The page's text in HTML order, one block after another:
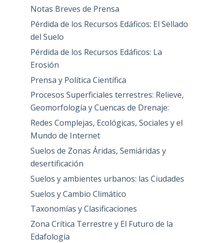
Notas Breves de Prensa
Pérdida de los Recursos Edáficos: El Sellado
del Suelo
Pérdida de los Recursos Edáficos: La
Erosión
Prensa y Política Científica
Procesos Superficiales terrestres: Relieve,
Geomorfología y Cuencas de Drenaje:
Redes Complejas, Ecológicas, Sociales y el
Mundo de Internet
Suelos de Zonas Áridas, Semiáridas y
desertificación
Suelos y ambientes urbanos: las Ciudades
Suelos y Cambio Climático
Taxonomías y Clasificaciones
Zona Crítica Terrestre y El Futuro de la
Edafología